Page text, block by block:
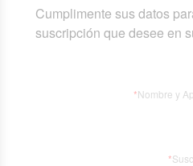
Cumplimente sus datos
suscripción que desee en
*Nombre y
*